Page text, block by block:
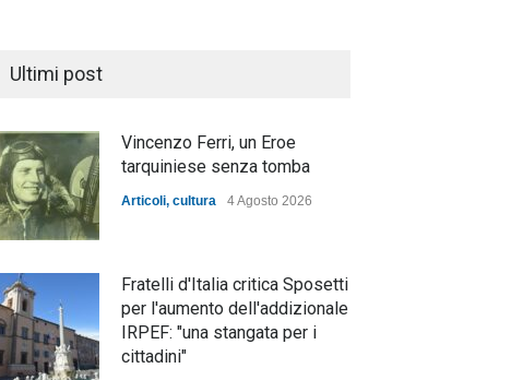
Ultimi post
Vincenzo Ferri, un Eroe
tarquiniese senza tomba
Articoli, cultura 4 Agosto 2026
Fratelli d'Italia critica Sposetti
per l'aumento dell'addizionale
IRPEF: "una stangata per i
cittadini"